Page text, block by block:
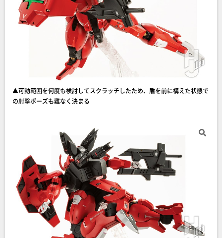
▲可動範囲を何度も検討してスクラッチしたため、盾を前に構えた状態で
の射撃ポーズも難なく決まる